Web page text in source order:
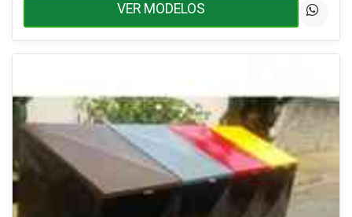
VER MODELOS